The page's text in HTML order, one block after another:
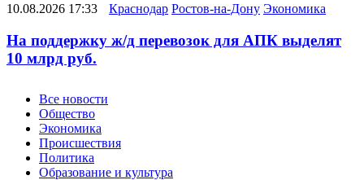
10.08.2026 17:33 Краснодар Ростов-на-Дону Экономика
На поддержку ж/д перевозок для АПК выделят
10 млрд руб.
Новости
Все новости
Общество
Экономика
Происшествия
Политика
Образование и культура